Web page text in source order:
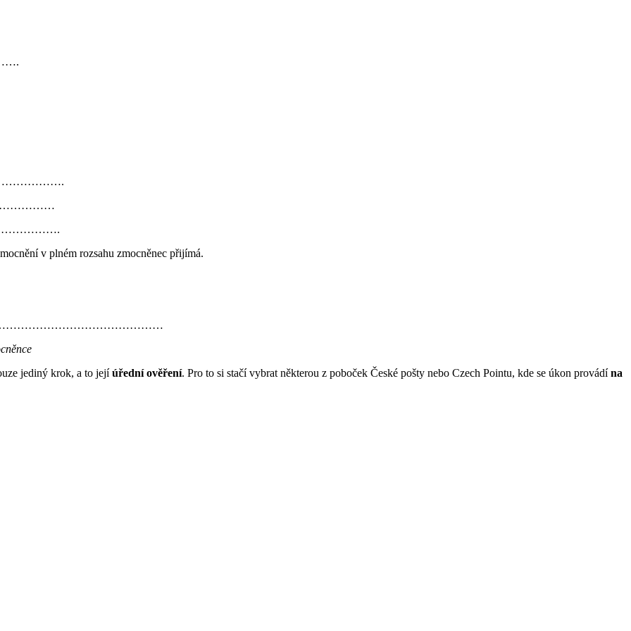
v plném rozsahu zmocněnec přijímá.
jediný krok, a to jejíúřední ověření. Pro to si stačí vybrat některou z poboček České pošty nebo Czech Pointu, kde se úkon provádína